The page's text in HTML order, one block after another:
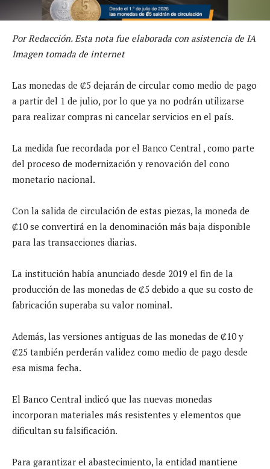
Por Redacción. Esta nota fue elaborada con asistencia de IA
Imagen tomada de internet
Las monedas de ₡5 dejarán de circular como medio de pago
a partir del 1 de julio, por lo que ya no podrán utilizarse
para realizar compras ni cancelar servicios en el país.
La medida fue recordada por el Banco Central , como parte
del proceso de modernización y renovación del cono
monetario nacional.
Con la salida de circulación de estas piezas, la moneda de
₡10 se convertirá en la denominación más baja disponible
para las transacciones diarias.
La institución había anunciado desde 2019 el fin de la
producción de las monedas de ₡5 debido a que su costo de
fabricación superaba su valor nominal.
Además, las versiones antiguas de las monedas de ₡10 y
₡25 también perderán validez como medio de pago desde
esa misma fecha.
El Banco Central indicó que las nuevas monedas
incorporan materiales más resistentes y elementos que
dificultan su falsificación.
Para garantizar el abastecimiento, la entidad mantiene